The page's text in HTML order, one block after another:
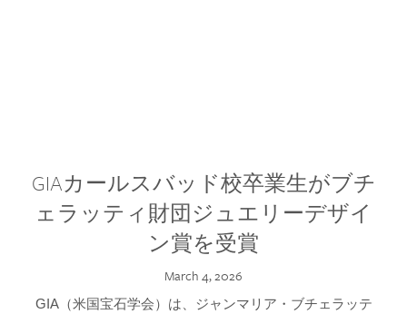
GIAカールスバッド校卒業生がブチ
ェラッティ財団ジュエリーデザイ
ン賞を受賞
March 4, 2026
GIA（米国宝石学会）は、ジャンマリア・ブチェラッテ